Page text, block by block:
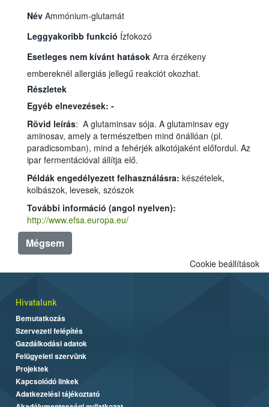
Név Ammónium-glutamát
Leggyakoribb funkció Ízfokozó
Esetleges nem kívánt hatások
embereknél allergiás jellegű reakciót okozhat.
Részletek
Egyéb elnevezések: -
Rövid leírás: A glutaminsav sója. A glutaminsav egy
aminosav, amely a természetben mind önállóan (pl.
paradicsomban), mind a fehérjék alkotójaként előfordul. Az
ipar fermentációval állítja elő.
Példák engedélyezett felhasználásra: készételek,
kolbászok, levesek, szószok
További információ (angol nyelven):
http://www.efsa.europa.eu/
Mégsem
Cookie beállítások
Hivatalunk
Bemutatkozás
Szervezeti felépítés
Gazdálkodási adatok
Felügyeleti szervünk
Projektek
Kapcsolódó linkek
Adatkezelési tájékoztató